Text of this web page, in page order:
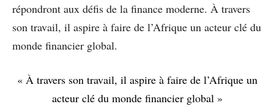
répondront aux défis de la finance moderne. À travers
son travail, il aspire à faire de l’Afrique un acteur clé du
monde financier global.
« À travers son travail, il aspire à faire de l’Afrique un
acteur clé du monde financier global »